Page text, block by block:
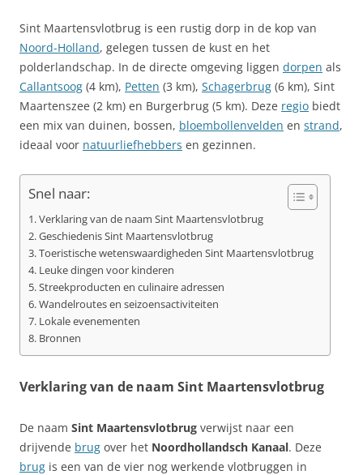
Sint Maartensvlotbrug is een rustig dorp in de kop van
Noord-Holland, gelegen tussen de kust en het
polderlandschap. In de directe omgeving liggen dorpen als
Callantsoog (4 km), Petten (3 km), Schagerbrug (6 km), Sint
Maartenszee (2 km) en Burgerbrug (5 km). Deze regio biedt
een mix van duinen, bossen, bloembollenvelden en strand,
ideaal voor natuurliefhebbers en gezinnen.
Snel naar:
Verklaring van de naam Sint Maartensvlotbrug
Geschiedenis Sint Maartensvlotbrug
Toeristische wetenswaardigheden Sint Maartensvlotbrug
Leuke dingen voor kinderen
Streekproducten en culinaire adressen
Wandelroutes en seizoensactiviteiten
Lokale evenementen
Bronnen
Verklaring van de naam Sint Maartensvlotbrug
De naam Sint Maartensvlotbrug verwijst naar een
drijvende brug over het Noordhollandsch Kanaal. Deze
brug is een van de vier nog werkende vlotbruggen in